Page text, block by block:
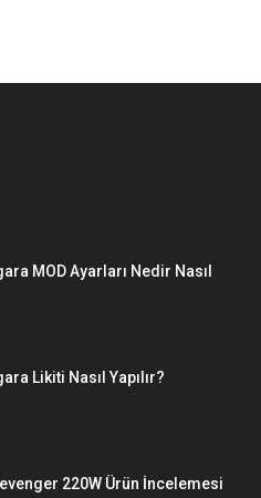
MOD Ayarları Nedir Nasıl
Likiti Nasıl Yapılır?
220W Ürün İncelemesi